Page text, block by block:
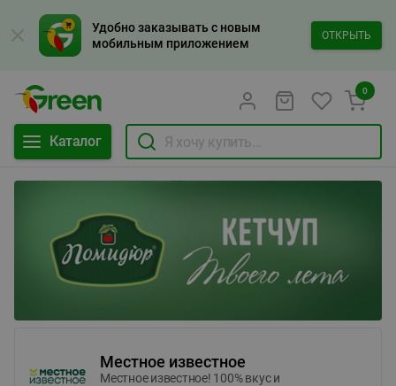
Удобно заказывать с новым
мобильным приложением
ОТКРЫТЬ
Каталог
0
Местное известное
Местное известное! 100% вкус и